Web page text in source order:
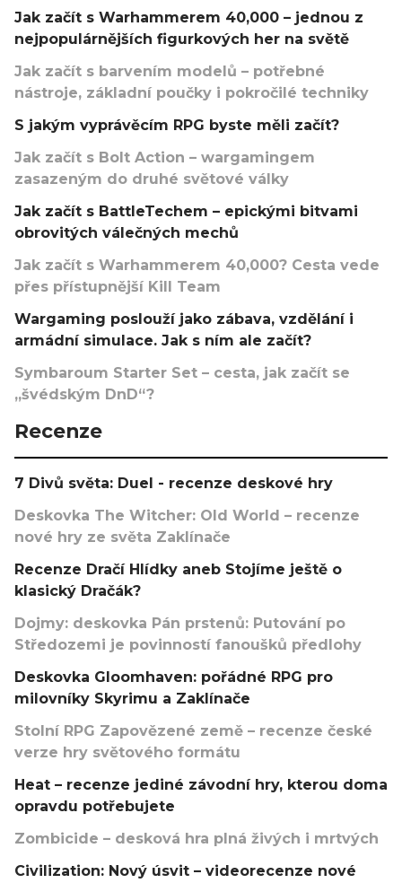
Jak začít s Warhammerem 40,000 – jednou z
nejpopulárnějších figurkových her na světě
Jak začít s barvením modelů – potřebné
nástroje, základní poučky i pokročilé techniky
S jakým vyprávěcím RPG byste měli začít?
Jak začít s Bolt Action – wargamingem
zasazeným do druhé světové války
Jak začít s BattleTechem – epickými bitvami
obrovitých válečných mechů
Jak začít s Warhammerem 40,000? Cesta vede
přes přístupnější Kill Team
Wargaming poslouží jako zábava, vzdělání i
armádní simulace. Jak s ním ale začít?
Symbaroum Starter Set – cesta, jak začít se
„švédským DnD“?
Recenze
7 Divů světa: Duel - recenze deskové hry
Deskovka The Witcher: Old World – recenze
nové hry ze světa Zaklínače
Recenze Dračí Hlídky aneb Stojíme ještě o
klasický Dračák?
Dojmy: deskovka Pán prstenů: Putování po
Středozemi je povinností fanoušků předlohy
Deskovka Gloomhaven: pořádné RPG pro
milovníky Skyrimu a Zaklínače
Stolní RPG Zapovězené země – recenze české
verze hry světového formátu
Heat – recenze jediné závodní hry, kterou doma
opravdu potřebujete
Zombicide – desková hra plná živých i mrtvých
Civilization: Nový úsvit – videorecenze nové